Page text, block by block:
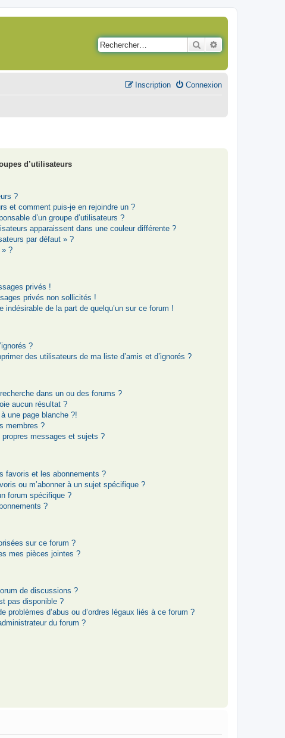
Rechercher
Connexion
Inscription
d’utilisateurs
?
et comment puis-je en rejoindre un ?
d’un groupe d’utilisateurs ?
apparaissent dans une couleur différente ?
par défaut » ?
» ?
privés !
privés non sollicités !
indésirable de la part de quelqu’un sur ce forum !
?
des utilisateurs de ma liste d’amis et d’ignorés ?
dans un ou des forums ?
aucun résultat ?
une page blanche ?!
membres ?
messages et sujets ?
favoris et les abonnements ?
ou m’abonner à un sujet spécifique ?
forum spécifique ?
?
sur ce forum ?
mes pièces jointes ?
de discussions ?
pas disponible ?
problèmes d’abus ou d’ordres légaux liés à ce forum ?
du forum ?